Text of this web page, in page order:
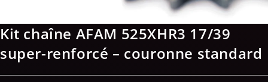
Kit chaîne AFAM 525XHR3 17/39
super-renforcé – couronne standard